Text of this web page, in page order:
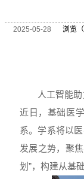
2025-05-28 浏览（
人工智能
近日，基础医
系。学系将以
发展之势，聚
划”，构建从基